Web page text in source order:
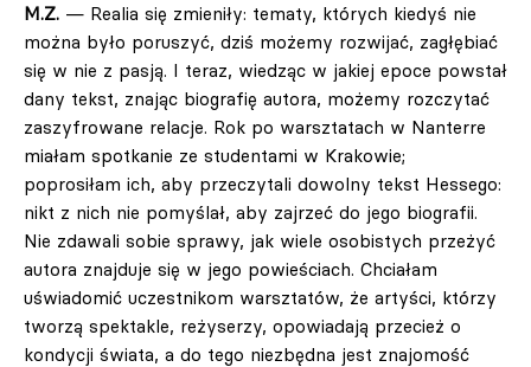
M.Z. — Realia się zmieniły: tematy, których kiedyś nie
można było poruszyć, dziś możemy rozwijać, zagłębiać
się w nie z pasją. I teraz, wiedząc w jakiej epoce powstał
dany tekst, znając biografię autora, możemy rozczytać
zaszyfrowane relacje. Rok po warsztatach w Nanterre
miałam spotkanie ze studentami w Krakowie;
poprosiłam ich, aby przeczytali dowolny tekst Hessego:
nikt z nich nie pomyślał, aby zajrzeć do jego biografii.
Nie zdawali sobie sprawy, jak wiele osobistych przeżyć
autora znajduje się w jego powieściach. Chciałam
uświadomić uczestnikom warsztatów, że artyści, którzy
tworzą spektakle, reżyserzy, opowiadają przecież o
kondycji świata, a do tego niezbędna jest znajomość